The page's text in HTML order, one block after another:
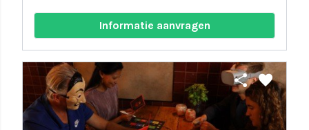
Informatie aanvragen
share favorite